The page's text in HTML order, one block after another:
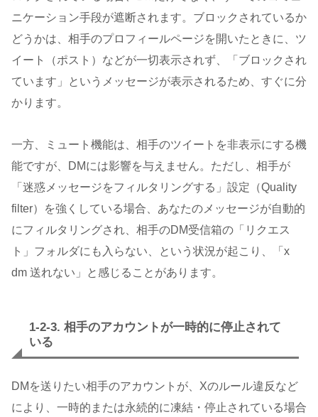
ニケーション手段が遮断されます。ブロックされているか
どうかは、相手のプロフィールページを開いたときに、ツ
イート（ポスト）などが一切表示されず、「ブロックされ
ています」というメッセージが表示されるため、すぐに分
かります。
一方、ミュート機能は、相手のツイートを非表示にする機
能ですが、DMには影響を与えません。ただし、相手が
「迷惑メッセージをフィルタリングする」設定（Quality
filter）を強くしている場合、あなたのメッセージが自動的
にフィルタリングされ、相手のDM受信箱の「リクエス
ト」フォルダにも入らない、という状況が起こり、「x
dm 送れない」と感じることがあります。
1-2-3. 相手のアカウントが一時的に停止されて
いる
DMを送りたい相手のアカウントが、Xのルール違反など
により、一時的または永続的に凍結・停止されている場合